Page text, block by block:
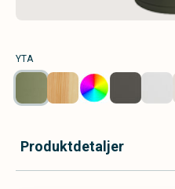
YTA
Produktdetaljer